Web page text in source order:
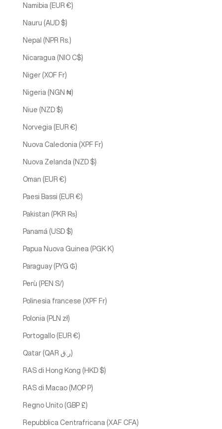
Namibia (EUR €)
Nauru (AUD $)
Nepal (NPR Rs.)
Nicaragua (NIO C$)
Niger (XOF Fr)
Nigeria (NGN ₦)
Niue (NZD $)
Norvegia (EUR €)
Nuova Caledonia (XPF Fr)
Nuova Zelanda (NZD $)
Oman (EUR €)
Paesi Bassi (EUR €)
Pakistan (PKR ₨)
Panamá (USD $)
Papua Nuova Guinea (PGK K)
Paraguay (PYG ₲)
Perù (PEN S/)
Polinesia francese (XPF Fr)
Polonia (PLN zł)
Portogallo (EUR €)
Qatar (QAR ر.ق)
RAS di Hong Kong (HKD $)
RAS di Macao (MOP P)
Regno Unito (GBP £)
Repubblica Centrafricana (XAF CFA)